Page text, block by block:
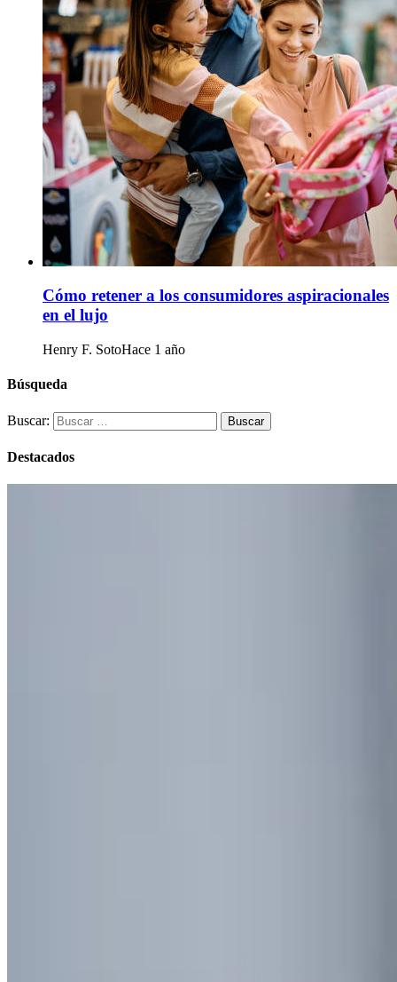
Cómo retener a los consumidores aspiracionales
en el lujo
Henry F. SotoHace 1 año
Búsqueda
Buscar:
Destacados